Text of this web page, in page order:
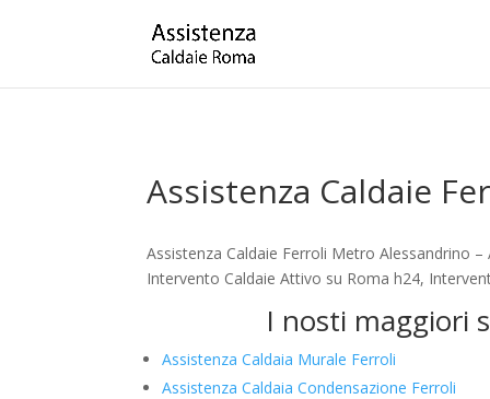
Assistenza Caldaie
Assistenza Caldaie Ferroli Metro Alessandrino
Intervento Caldaie Attivo su Roma h24,
I nosti maggiori
Assistenza Caldaia Murale Ferroli
Assistenza Caldaia Condensazione Ferroli